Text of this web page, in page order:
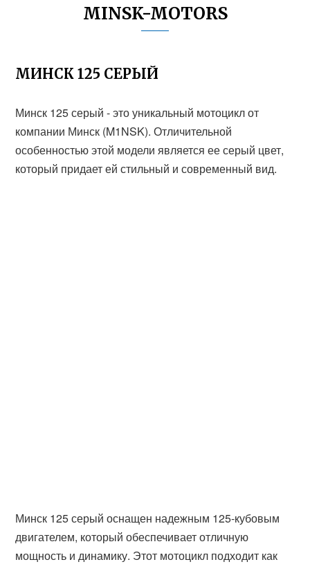
MINSK-MOTORS
МИНСК 125 СЕРЫЙ
Минск 125 серый - это уникальный мотоцикл от
компании Минск (M1NSK). Отличительной
особенностью этой модели является ее серый цвет,
который придает ей стильный и современный вид.
Минск 125 серый оснащен надежным 125-кубовым
двигателем, который обеспечивает отличную
мощность и динамику. Этот мотоцикл подходит как